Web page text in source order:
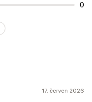
0
17. červen 2026